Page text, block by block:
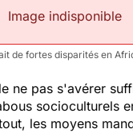
Image indisponible
de fortes disparités en
ne pas s'avérer
socioculturels
les moyens